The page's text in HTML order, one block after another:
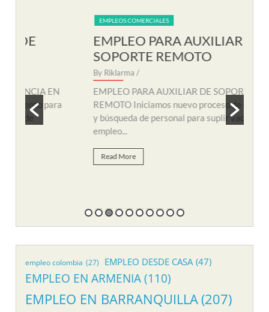
EMPLEOS COMERCIALES
EMPLEO PARA AUXILIAR DE
SOPORTE REMOTO
EMPLEO PARA AUXILIAR DE SOPORTE
REMOTO Iniciamos nuevo proceso de consecución
y búsqueda de personal para suplir vacante de
empleo colombia (27) EMPLEO DESDE CASA (47)
EMPLEO EN ARMENIA (110)
EMPLEO EN BARRANQUILLA(207)